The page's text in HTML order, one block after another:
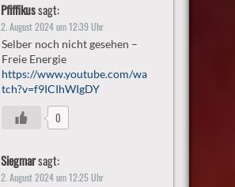
Pfiffikussagt:
2. August 2024 um 12:39 Uhr
Selber noch nicht gesehen –
Freie Energie
https://www.youtube.com/wa
tch?v=f9ICIhWIgDY
0
Siegmarsagt:
2. August 2024 um 12:25 Uhr